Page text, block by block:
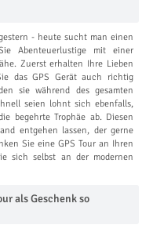
- heute sucht man einen
Abenteuerlustige mit einer
Zuerst erhalten Ihre Lieben
das GPS Gerät auch richtig
sie während des gesamten
seien lohnt sich ebenfalls,
begehrte Trophäe ab. Diesen
entgehen lassen, der gerne
Sie eine GPS Tour an Ihren
sich selbst an der modernen
als Geschenk so